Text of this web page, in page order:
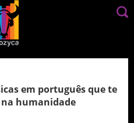
em português que te
humanidade